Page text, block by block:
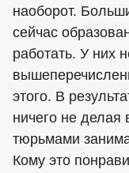
наоборот.
сейчас
работать. У них
этого. В
ничего не
тюрьмами
Кому это